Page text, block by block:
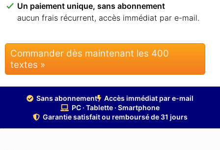
Un paiement unique, sans abonnement
aucun frais récurrent, accès immédiat par e-mail.
Commander dès maintenant les 400
textes »
Sans abonnement
Accès immédiat par e-mail
PC · Tablette · Smartphone
Garantie satisfait ou remboursé de 31 jours